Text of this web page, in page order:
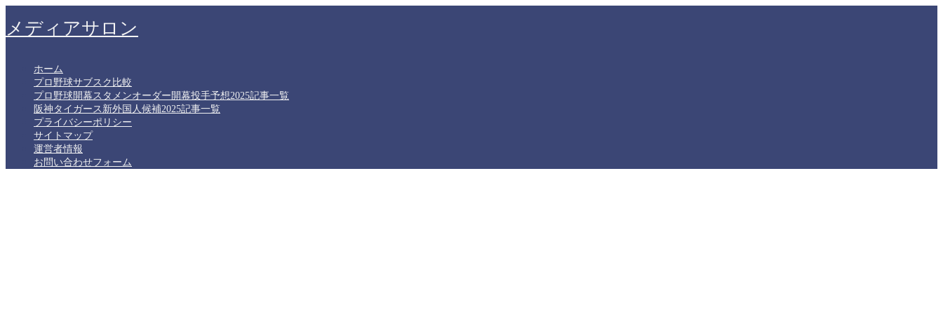
メディアサロン
ホーム
プロ野球サブスク比較
プロ野球開幕スタメンオーダー開幕投手予想2025記事一覧
阪神タイガース新外国人候補2025記事一覧
プライバシーポリシー
サイトマップ
運営者情報
お問い合わせフォーム